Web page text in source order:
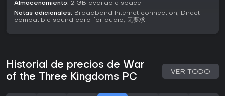
War of the Three Kingdoms promueve un entorno
colaborativo donde los jugadores crean contenido. La
150 tiradas al registrarse, acceso a cinco tiger generals y
personajes permanentes de nivel SSS como Huang Gai.
Almacenamiento: 2 GB available space
Notas adicionales: Broadband Internet connection; Direct
compatible sound card for audio; 无要求
Historial de precios de War
of the Three Kingdoms PC
VER TODO